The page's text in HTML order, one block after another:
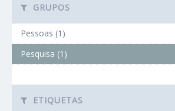
GRUPOS
Pessoas (1)
Pesquisa (1)
ETIQUETAS